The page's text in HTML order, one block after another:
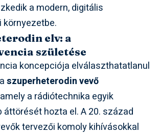
a modern, digitális
elv: a
születése
koncepciója elválaszthatatlanul
szuperheterodin vevő
a rádiótechnika egyik
hozta el. A 20. század
tervezői komoly kihívásokkal